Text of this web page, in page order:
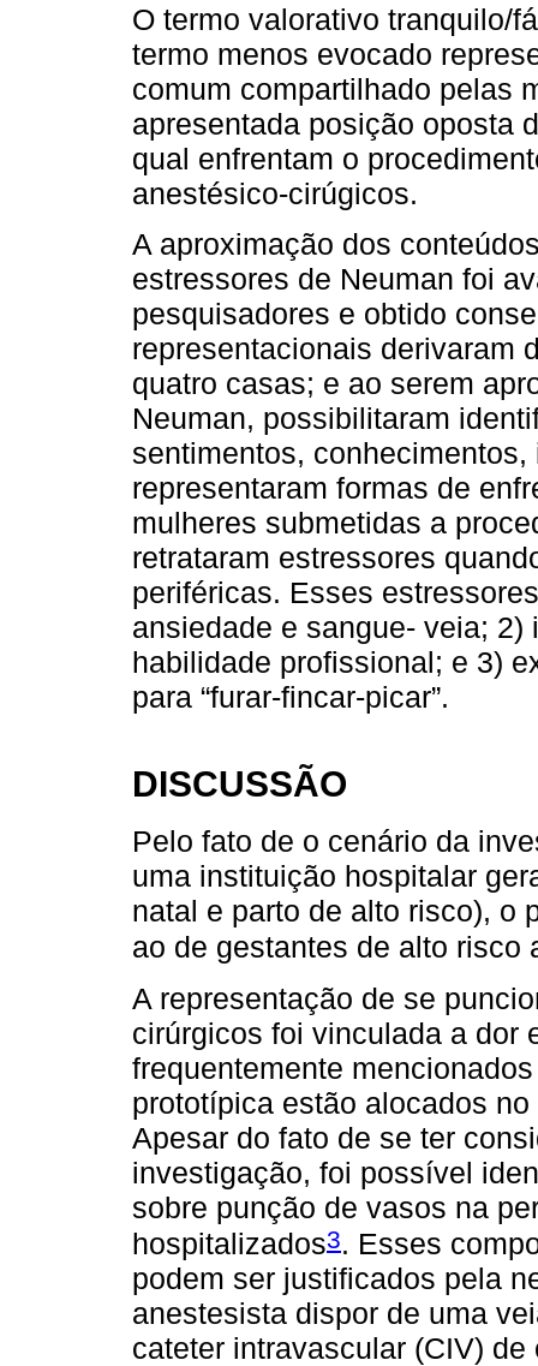
O termo valorativo tranquilo/
termo menos evocado
comum compartilhado pelas
apresentada posição oposta
qual enfrentam o
anestésico-cirúgicos.
A aproximação dos
estressores de Neuman foi
pesquisadores e obtido
representacionais derivaram
quatro casas; e ao serem
Neuman, possibilitaram
sentimentos,
representaram formas de
mulheres submetidas a
retrataram estressores
periféricas. Esses
ansiedade e sangue- veia;
habilidade profissional; e 3)
para “furar-fincar-picar”.
DISCUSSÃO
Pelo fato de o cenário da
uma instituição hospitalar
natal e parto de alto risco), o
ao de gestantes de alto risco
A representação de se
cirúrgicos foi vinculada a dor
frequentemente
prototípica estão alocados
Apesar do fato de se ter
investigação, foi possível
sobre punção de vasos na
hospitalizados3. Esses
podem ser justificados pela
anestesista dispor de uma
cateter intravascular (CIV)